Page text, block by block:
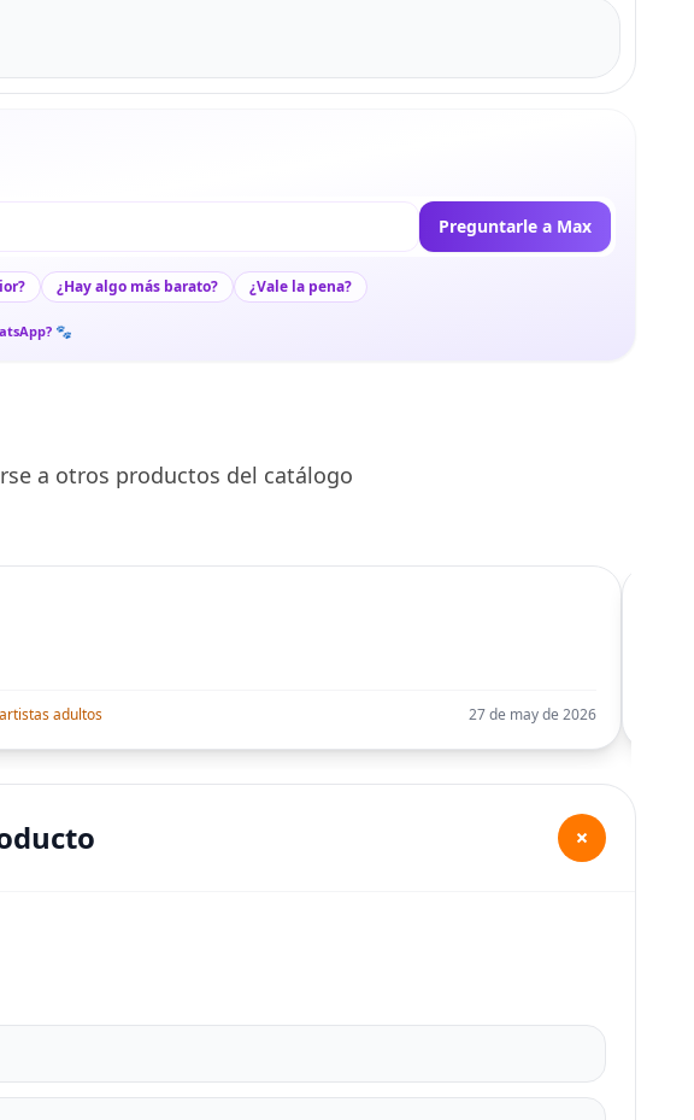
Preguntarle a Max
¿Hay algo más barato? ¿Vale la pena?
🐾
a otros productos del catálogo
adultos 27 de may de 2026
+